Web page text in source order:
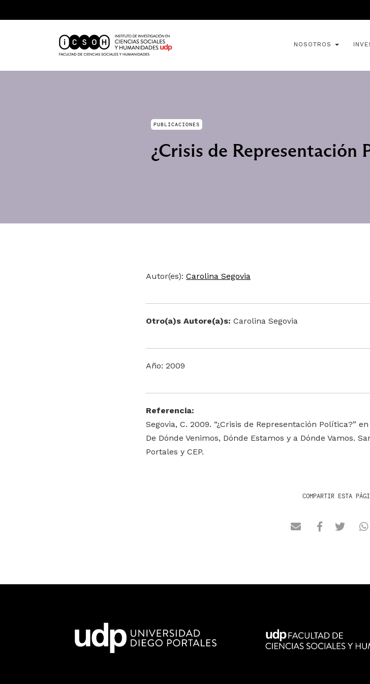
NOSOTROS
PUBLICACIONES
¿Crisis de Representación
Autor(es): Carolina Segovia
Otro(a)s Autore(a)s: Carolina Segovia
Año: 2009
Referencia:
Segovia, C. 2009. “¿Crisis de Representación Política?”
De Dónde Venimos, Dónde Estamos y a Dónde Vamos.
Portales y CEP.
COMPARTIR ESTA